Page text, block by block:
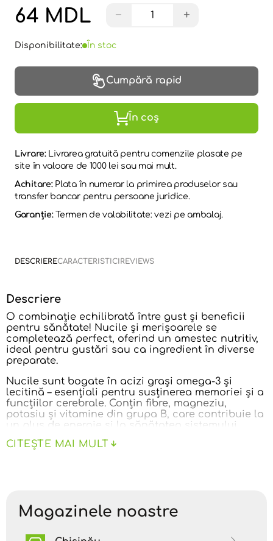
64 MDL − +
Disponibilitate: În stoc
Cumpără rapid
În coș
Livrare: Livrarea gratuită pentru comenzile plasate pe
site în valoare de 1000 lei sau mai mult.
Achitare: Plata în numerar la primirea produselor sau
transfer bancar pentru persoane juridice.
Garanție:Termen de valabilitate: vezi pe ambalaj.
DESCRIERECARACTERISTICIREVIEWS
Descriere
O combinație echilibrată între gust și beneficii
pentru sănătate! Nucile și merișoarele se
completează perfect, oferind un amestec nutritiv,
ideal pentru gustări sau ca ingredient în diverse
preparate.
Nucile sunt bogate în acizi grași omega-3 și
lecitină – esențiali pentru susținerea memoriei și a
funcțiilor cerebrale. Conțin fibre, magneziu,
potasiu și vitamine din grupa B, care contribuie la
un plus de energie și la sănătatea sistemului
alimentație – de la vegană la keto.
colesterolului. În plus, oferă un gust ușor acrișor
care completează perfect savoarea nucilor.
CITEȘTE MAI MULT
Magazinele noastre